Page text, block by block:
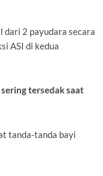
dari 2 payudara secara
ASI di kedua
tersedak saat
tanda-tanda bayi